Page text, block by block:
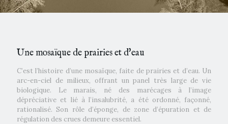
Une mosaïque de prairies et d'eau
C’est l’histoire d’une mosaïque, faite de prairies et d’eau. Un
arc-en-ciel de milieux, offrant un panel très large de vie
biologique. Le marais, né des marécages à l’image
dépréciative et lié à l’insalubrité, a été ordonné, façonné,
rationalisé. Son rôle d’éponge, de zone d’épuration et de
régulation des crues demeure essentiel.